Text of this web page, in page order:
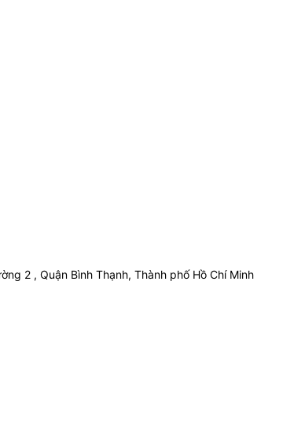
2 , Quận Bình Thạnh, Thành phố Hồ Chí Minh